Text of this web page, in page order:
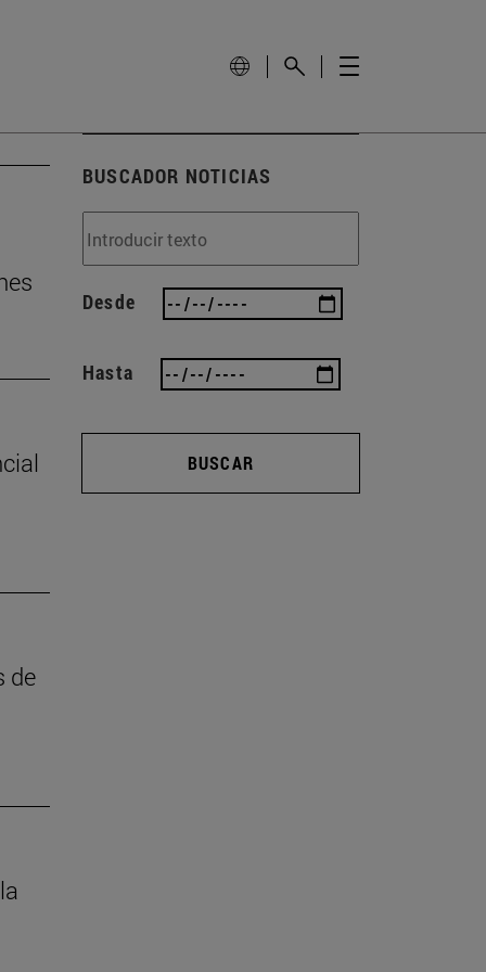
de
BUSCADOR NOTICIAS
Desde
Hasta
BUSCAR